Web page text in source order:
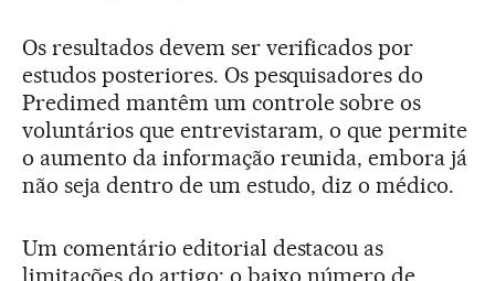
Os resultados devem ser verificados por
estudos posteriores. Os pesquisadores do
Predimed mantêm um controle sobre os
voluntários que entrevistaram, o que permite
o aumento da informação reunida, embora já
não seja dentro de um estudo, diz o médico.
Um comentário editorial destacou as
limitações do artigo: o baixo número de